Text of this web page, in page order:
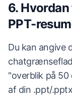
6.
PPT-
Du kan angive
"overblik på 50
af din .ppt/